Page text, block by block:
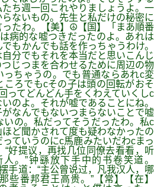
ち週一回これやりましょうよ。一
ないもの。先生と私だけの秘密に
ったわ。【美】☮【国】「まあ順番
病的な嘘つきだったのよ。あれは
もかんでも話を作っちゃうわけ。
分でもそれを本当だと思いこんじ
じつまを合わせるために周辺の物
ちゃうの。でも普通ならあれc変
ろでもcその子は頭の回転がおそ
ってどんどん手をくわえていくしc
のよ。それが嘘であることにね。
なんでもないつまらないことで嘘
いの。私だってそうだったわ。私c
ど聞かされて度も疑わなかったの
ていうのにc馬鹿みたいだわcまっ
提议，再找几位同僚去看看，听
。”钟繇放下手中的书卷笑道。
道：“主公曾说过，凡我汉人，哪
些番邦君王高贵。”【常】【在】